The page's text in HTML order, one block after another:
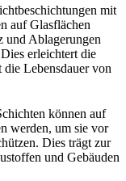
mit
auf Glasflächen
und Ablagerungen
erleichtert die
Lebensdauer von
können auf
werden, um sie vor
Dies trägt zur
und Gebäuden